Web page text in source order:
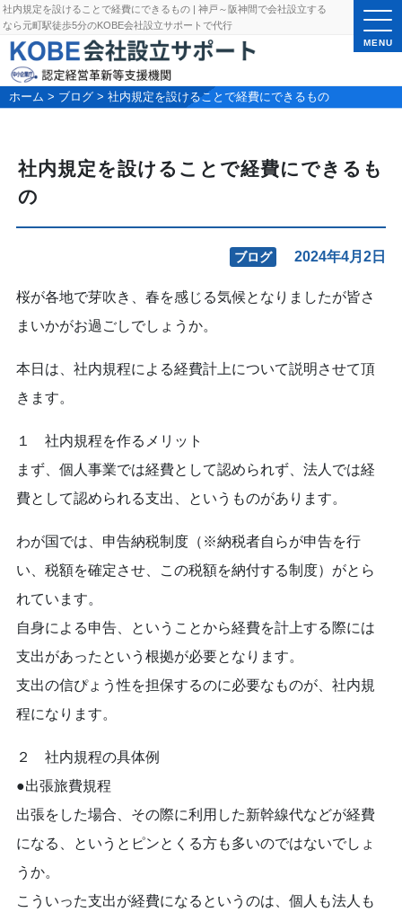
社内規定を設けることで経費にできるもの | 神戸～阪神間で会社設立する
なら元町駅徒歩5分のKOBE会社設立サポートで代行
MENU
ホーム > ブログ > 社内規定を設けることで経費にできるもの
社内規定を設けることで経費にできるも
の
ブログ 2024年4月2日
桜が各地で芽吹き、春を感じる気候となりましたが皆さ
まいかがお過ごしでしょうか。
本日は、社内規程による経費計上について説明させて頂
きます。
１ 社内規程を作るメリット
まず、個人事業では経費として認められず、法人では経
費として認められる支出、というものがあります。
わが国では、申告納税制度（※納税者自らが申告を行
い、税額を確定させ、この税額を納付する制度）がとら
れています。
自身による申告、ということから経費を計上する際には
支出があったという根拠が必要となります。
支出の信ぴょう性を担保するのに必要なものが、社内規
程になります。
２ 社内規程の具体例
●出張旅費規程
出張をした場合、その際に利用した新幹線代などが経費
になる、というとピンとくる方も多いのではないでしょ
うか。
こういった支出が経費になるというのは、個人も法人も